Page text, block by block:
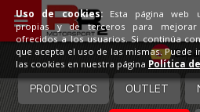
PRODUCTOS OUTLET
Uso de cookies:Esta página web
propias y de terceros para mejorar
ofrecidos a los usuarios. Si continúa
que acepta el uso de las mismas.
las cookies en nuestra página Política